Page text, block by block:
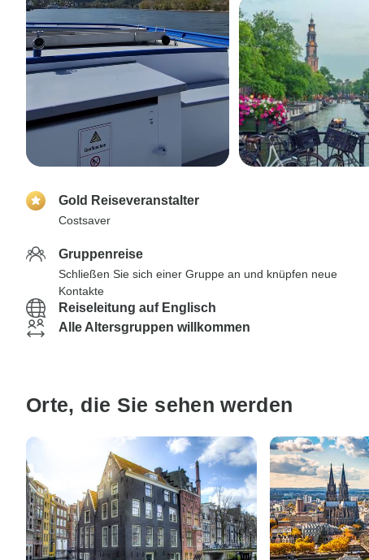
Gold Reiseveranstalter
Costsaver
Gruppenreise
Schließen Sie sich einer Gruppe an und knüpfen neue
Kontakte
Reiseleitung auf Englisch
Alle Altersgruppen willkommen
Orte, die Sie sehen werden